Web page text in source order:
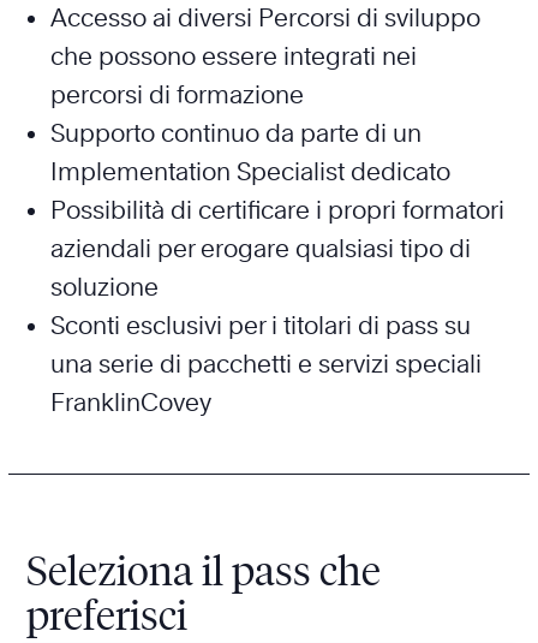
Accesso ai diversi Percorsi di sviluppo
che possono essere integrati nei
percorsi di formazione
Supporto continuo da parte di un
Implementation Specialist dedicato
Possibilità di certificare i propri formatori
aziendali per erogare qualsiasi tipo di
soluzione
Sconti esclusivi per i titolari di pass su
una serie di pacchetti e servizi speciali
FranklinCovey
Seleziona il pass che
preferisci